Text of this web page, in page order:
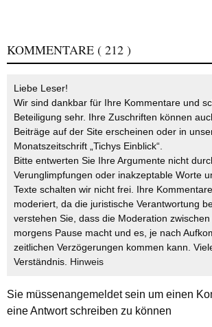
KOMMENTARE ( 212 )
Liebe Leser!
Wir sind dankbar für Ihre Kommentare und
Beteiligung sehr. Ihre Zuschriften können
Beiträge auf der Site erscheinen oder in
Monatszeitschrift „Tichys Einblick“.
Bitte entwerten Sie Ihre Argumente nicht
Verunglimpfungen oder inakzeptable Worte
Texte schalten wir nicht frei. Ihre
moderiert, da die juristische Verantwortung
verstehen Sie, dass die Moderation
morgens Pause macht und es, je nach
zeitlichen Verzögerungen kommen kann.
Verständnis. Hinweis
Sie müssenangemeldetsein um einen
eine Antwort schreiben zu können